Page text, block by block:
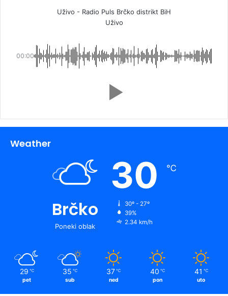
Uživo - Radio Puls Brčko distrikt BiH
Uživo
00:00
Weather
Brčko
Poneki oblak
30 ℃
30º - 27º
39%
2.34 km/h
29 ℃
pet
35 ℃
sub
37 ℃
ned
40 ℃
pon
41 ℃
uto